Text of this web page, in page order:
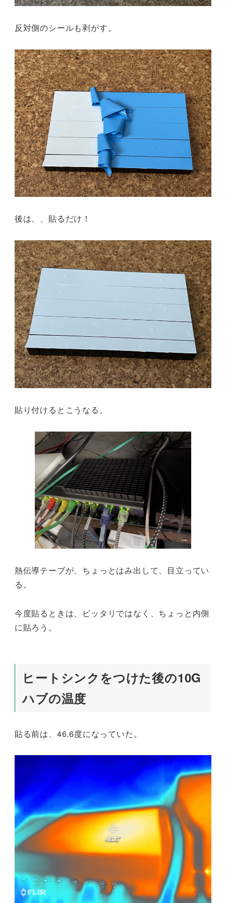
反対側のシールも剥がす。
後は、、貼るだけ！
貼り付けるとこうなる。
熱伝導テーブが、ちょっとはみ出して、目立ってい
る。
今度貼るときは、ビッタリではなく、ちょっと内側
に貼ろう。
ヒートシンクをつけた後の10G
ハブの温度
貼る前は、46.6度になっていた。